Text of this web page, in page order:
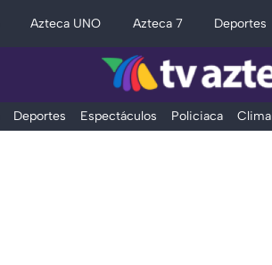
Azteca UNO Azteca 7 Deportes
Deportes Espectáculos Policiaca Clima